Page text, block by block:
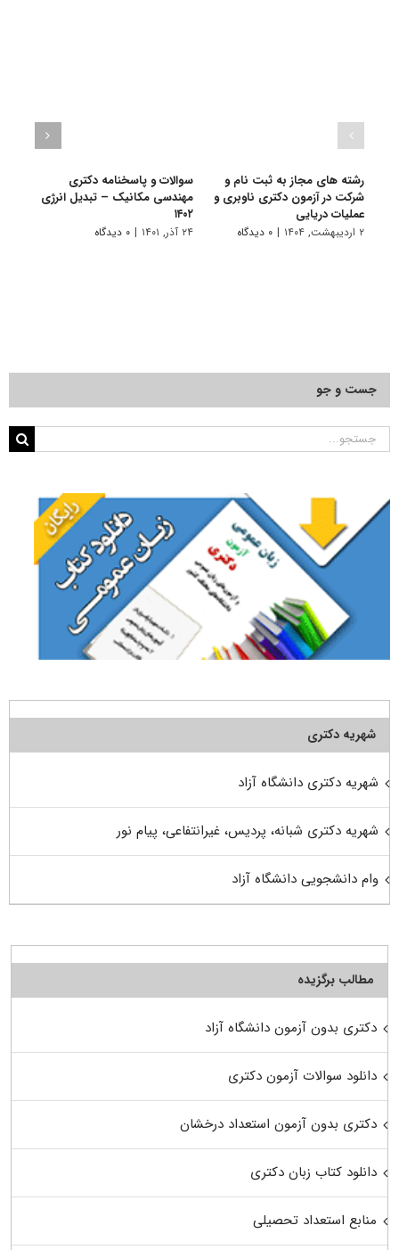
رشته های مجاز به ثبت نام و
شرکت در آزمون دکتری ناوبری و
عملیات دریایی
۲ اردیبهشت, ۱۴۰۴ | ۰ دیدگاه
سوالات و پاسخنامه دکتری
مهندسی مکانیک – تبدیل انرژی
۱۴۰۲
۲۴ آذر, ۱۴۰۱ | ۰ دیدگاه
جست و جو
جستجو
شهریه دکتری
شهریه دکتری دانشگاه آزاد
شهریه دکتری شبانه، پردیس، غیرانتفاعی، پیام نور
وام دانشجویی دانشگاه آزاد
مطالب برگزیده
دکتری بدون آزمون دانشگاه آزاد
دانلود سوالات آزمون دکتری
دکتری بدون آزمون استعداد درخشان
دانلود کتاب زبان دکتری
منابع استعداد تحصیلی